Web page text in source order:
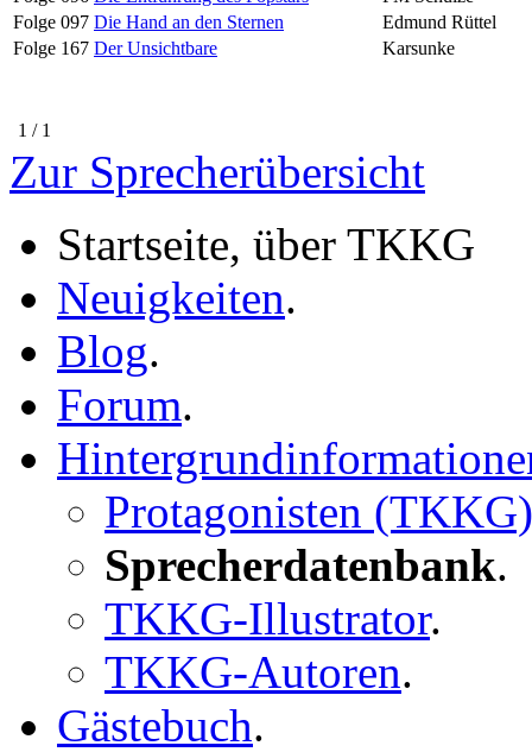
Folge 097 Die Hand an den Sternen
Edmund Rüttel
Folge 167 Der Unsichtbare Karsunke
1 / 1
Zur Sprecherübersicht
Startseite, über TKKG
Neuigkeiten.
Blog.
Forum.
Protagonisten (TKKG)
Sprecherdatenbank.
TKKG-Illustrator.
TKKG-Autoren.
Gästebuch.